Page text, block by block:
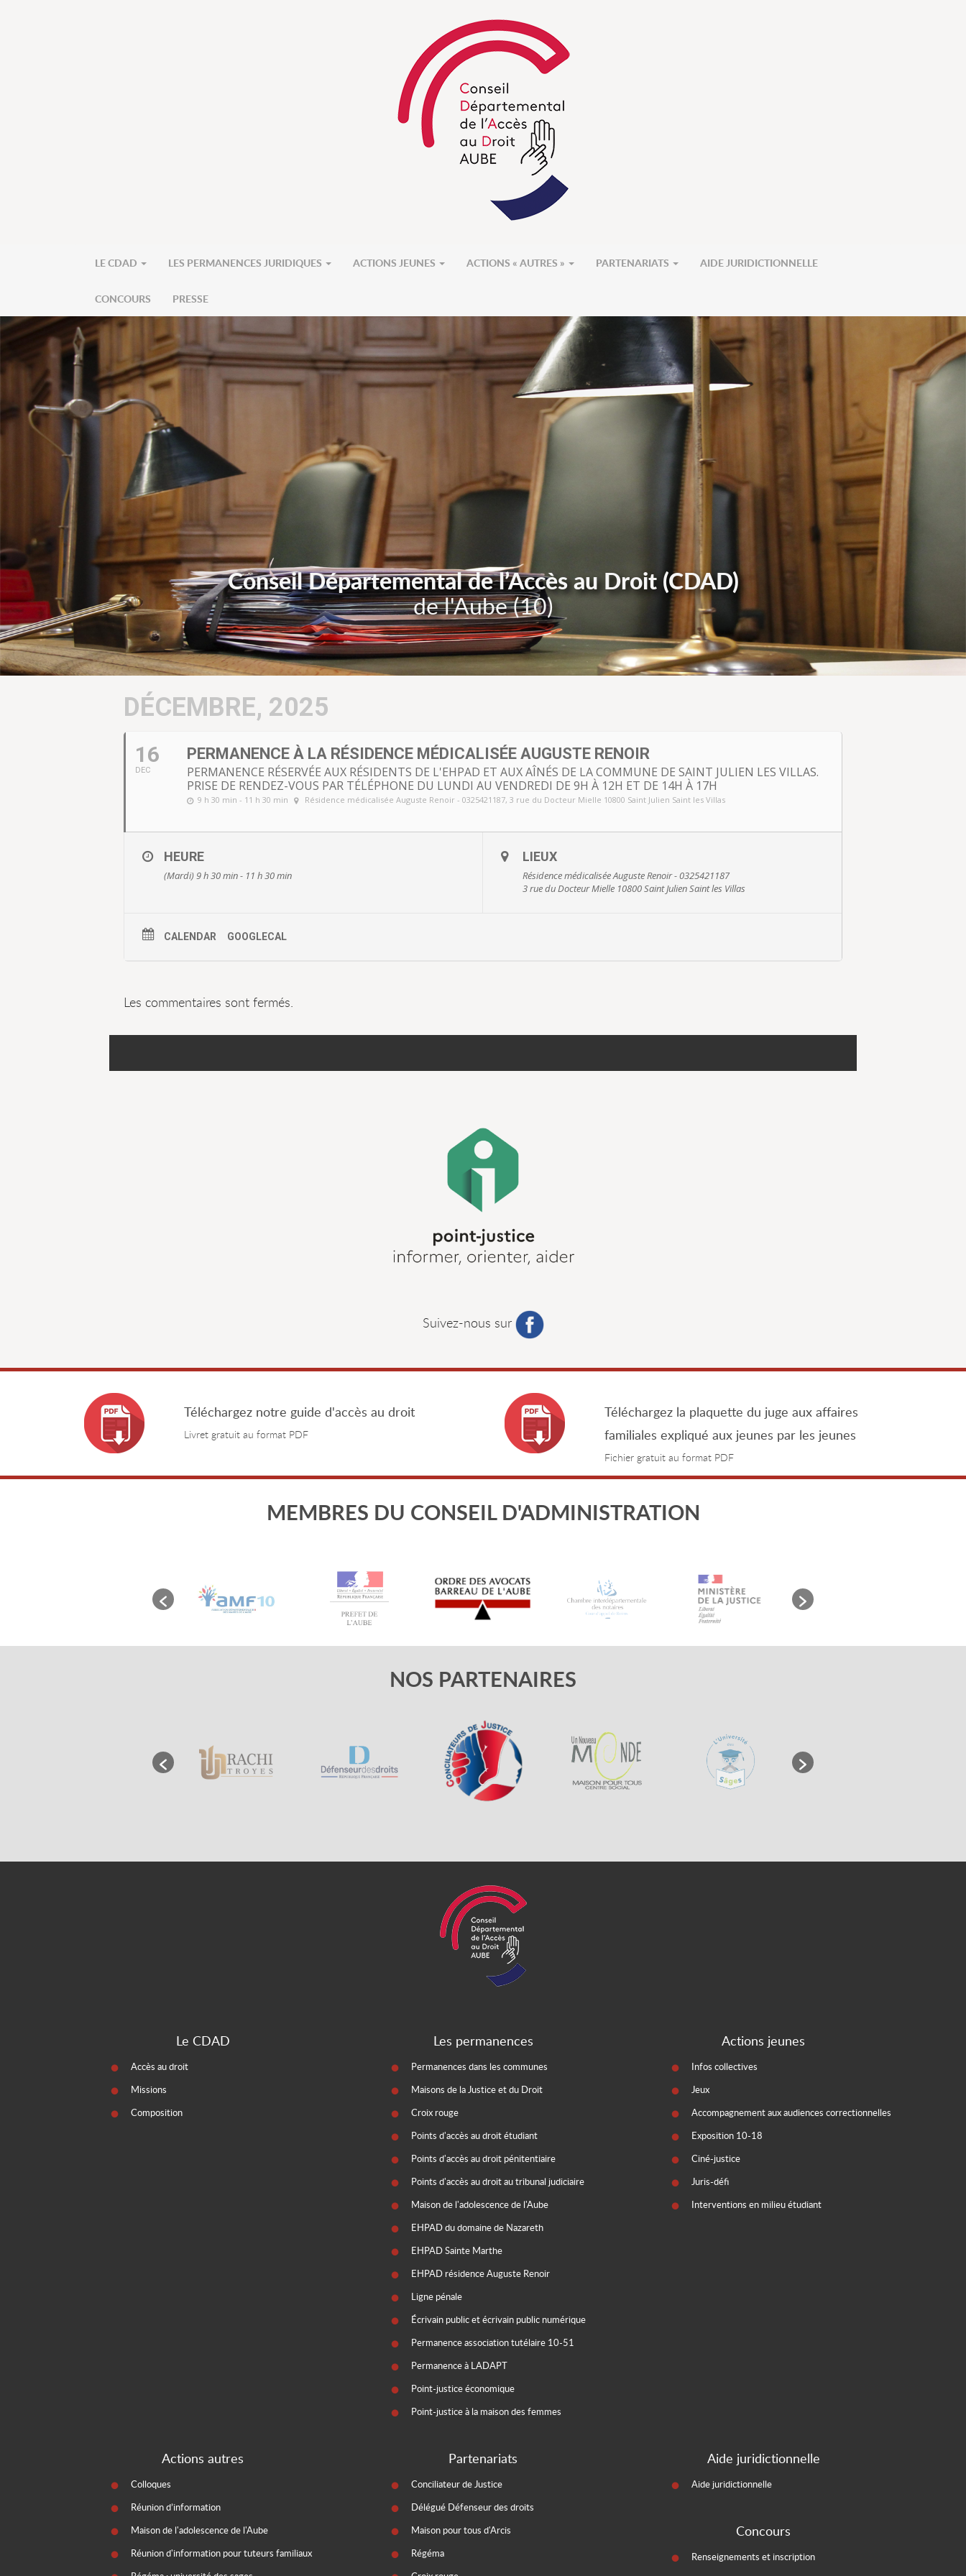
LE CDAD LES PERMANENCES JURIDIQUES ACTIONS JEUNES ACTIONS « AUTRES » PARTENARIATS AIDE JURIDICTIONNELLE
CONCOURS PRESSE
Conseil Départemental de l’Accès au Droit (CDAD)
de l'Aube (10)
DÉCEMBRE, 2025
16
DEC
PERMANENCE À LA RÉSIDENCE MÉDICALISÉE AUGUSTE RENOIR
PERMANENCE RÉSERVÉE AUX RÉSIDENTS DE L'EHPAD ET AUX AÎNÉS DE LA COMMUNE DE SAINT JULIEN LES VILLAS.
PRISE DE RENDEZ-VOUS PAR TÉLÉPHONE DU LUNDI AU VENDREDI DE 9H À 12H ET DE 14H À 17H
9 h 30 min - 11 h 30 min Résidence médicalisée Auguste Renoir - 0325421187, 3 rue du Docteur Mielle 10800 Saint Julien Saint les Villas
HEURE
(Mardi) 9 h 30 min - 11 h 30 min
LIEUX
Résidence médicalisée Auguste Renoir - 0325421187
3 rue du Docteur Mielle 10800 Saint Julien Saint les Villas
CALENDAR GOOGLECAL
Les commentaires sont fermés.
Suivez-nous sur
Téléchargez notre guide d'accès au droit
Livret gratuit au format PDF
Téléchargez la plaquette du juge aux affaires
familiales expliqué aux jeunes par les jeunes
Fichier gratuit au format PDF
MEMBRES DU CONSEIL D'ADMINISTRATION
NOS PARTENAIRES
Le CDAD
Accès au droit
Missions
Composition
Les permanences
Permanences dans les communes
Maisons de la Justice et du Droit
Croix rouge
Points d'accès au droit étudiant
Points d'accès au droit pénitentiaire
Points d'accès au droit au tribunal judiciaire
Maison de l'adolescence de l'Aube
EHPAD du domaine de Nazareth
EHPAD Sainte Marthe
EHPAD résidence Auguste Renoir
Ligne pénale
Écrivain public et écrivain public numérique
Permanence association tutélaire 10-51
Permanence à LADAPT
Point-justice économique
Point-justice à la maison des femmes
Actions jeunes
Infos collectives
Jeux
Accompagnement aux audiences correctionnelles
Exposition 10-18
Ciné-justice
Juris-défi
Interventions en milieu étudiant
Actions autres
Colloques
Réunion d’information
Maison de l'adolescence de l'Aube
Réunion d'information pour tuteurs familiaux
Partenariats
Conciliateur de Justice
Délégué Défenseur des droits
Maison pour tous d'Arcis
Régéma
Aide juridictionnelle
Aide juridictionnelle
Concours
Renseignements et inscription